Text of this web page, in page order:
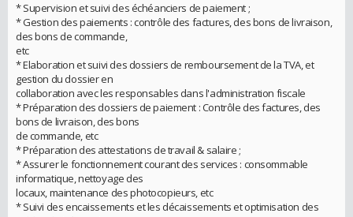
* Supervision et suivi des échéanciers de paiement ;
* Gestion des paiements : contrôle des factures, des bons de livraison,
des bons de commande,
etc
* Elaboration et suivi des dossiers de remboursement de la TVA, et
gestion du dossier en
collaboration avec les responsables dans l'administration fiscale
* Préparation des dossiers de paiement : Contrôle des factures, des
bons de livraison, des bons
de commande, etc
* Préparation des attestations de travail & salaire ;
* Assurer le fonctionnement courant des services : consommable
informatique, nettoyage des
locaux, maintenance des photocopieurs, etc
* Suivi des encaissements et les décaissements et optimisation des